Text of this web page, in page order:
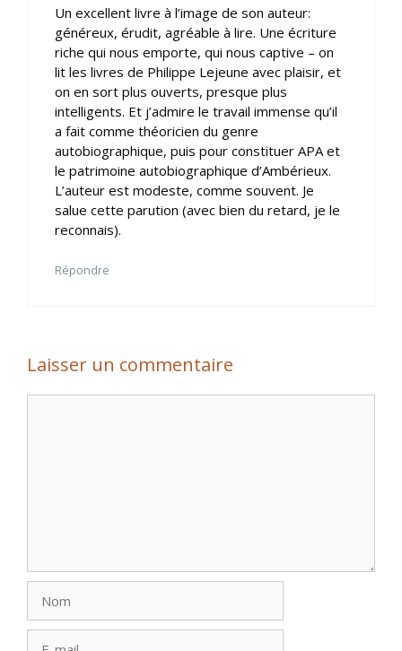
Un excellent livre à l’image de son auteur:
généreux, érudit, agréable à lire. Une écriture
riche qui nous emporte, qui nous captive – on
lit les livres de Philippe Lejeune avec plaisir, et
on en sort plus ouverts, presque plus
intelligents. Et j’admire le travail immense qu’il
a fait comme théoricien du genre
autobiographique, puis pour constituer APA et
le patrimoine autobiographique d’Ambérieux.
L’auteur est modeste, comme souvent. Je
salue cette parution (avec bien du retard, je le
reconnais).
Répondre
Laisser un commentaire